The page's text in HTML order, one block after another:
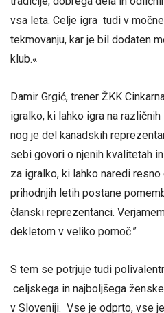
vsa leta. Celje igra tudi v
tekmovanju, kar je bil dodaten
klub.«
Damir Grgić, trener ŽKK
igralko, ki lahko igra na
nog je del kanadskih
sebi govori o njenih kvalitetah
za igralko, ki lahko naredi
prihodnjih letih postane
članski reprezentanci.
dekletom v veliko pomoč.”
S tem se potrjuje tudi
celjskega in najboljšega
v Sloveniji. Vse je odprto, vse